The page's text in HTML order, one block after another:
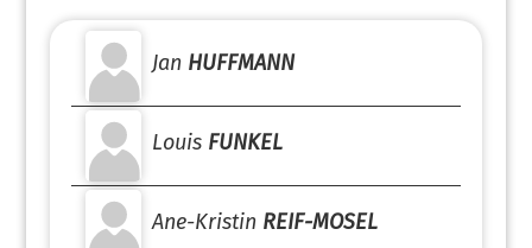
Jan HUFFMANN
Louis FUNKEL
Ane-Kristin REIF-MOSEL